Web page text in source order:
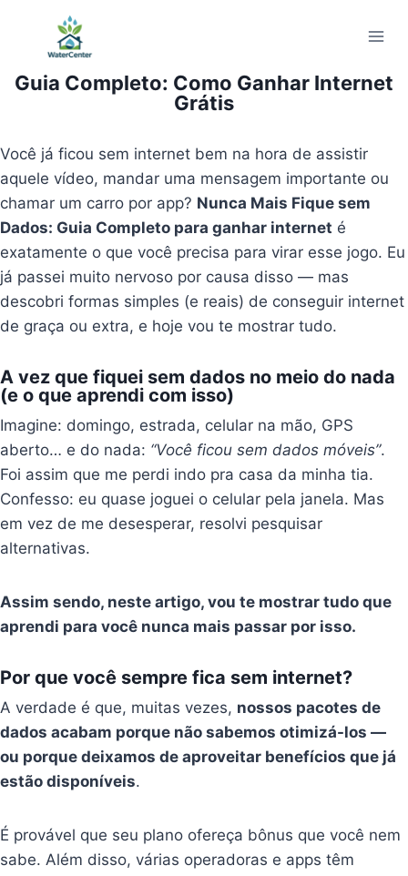
Conteúdo
Guia Completo: Como Ganhar Internet
Grátis
Você já ficou sem internet bem na hora de assistir
aquele vídeo, mandar uma mensagem importante ou
chamar um carro por app? Nunca Mais Fique sem
Dados: Guia Completo para ganhar internet é
exatamente o que você precisa para virar esse jogo. Eu
já passei muito nervoso por causa disso — mas
descobri formas simples (e reais) de conseguir internet
de graça ou extra, e hoje vou te mostrar tudo.
A vez que fiquei sem dados no meio do nada
(e o que aprendi com isso)
Imagine: domingo, estrada, celular na mão, GPS
aberto… e do nada: “Você ficou sem dados móveis”.
Foi assim que me perdi indo pra casa da minha tia.
Confesso: eu quase joguei o celular pela janela. Mas
em vez de me desesperar, resolvi pesquisar
alternativas.
Assim sendo, neste artigo, vou te mostrar tudo que
aprendi para você nunca mais passar por isso.
Por que você sempre fica sem internet?
A verdade é que, muitas vezes, nossos pacotes de
dados acabam porque não sabemos otimizá-los —
ou porque deixamos de aproveitar benefícios que já
estão disponíveis.
É provável que seu plano ofereça bônus que você nem
sabe. Além disso, várias operadoras e apps têm